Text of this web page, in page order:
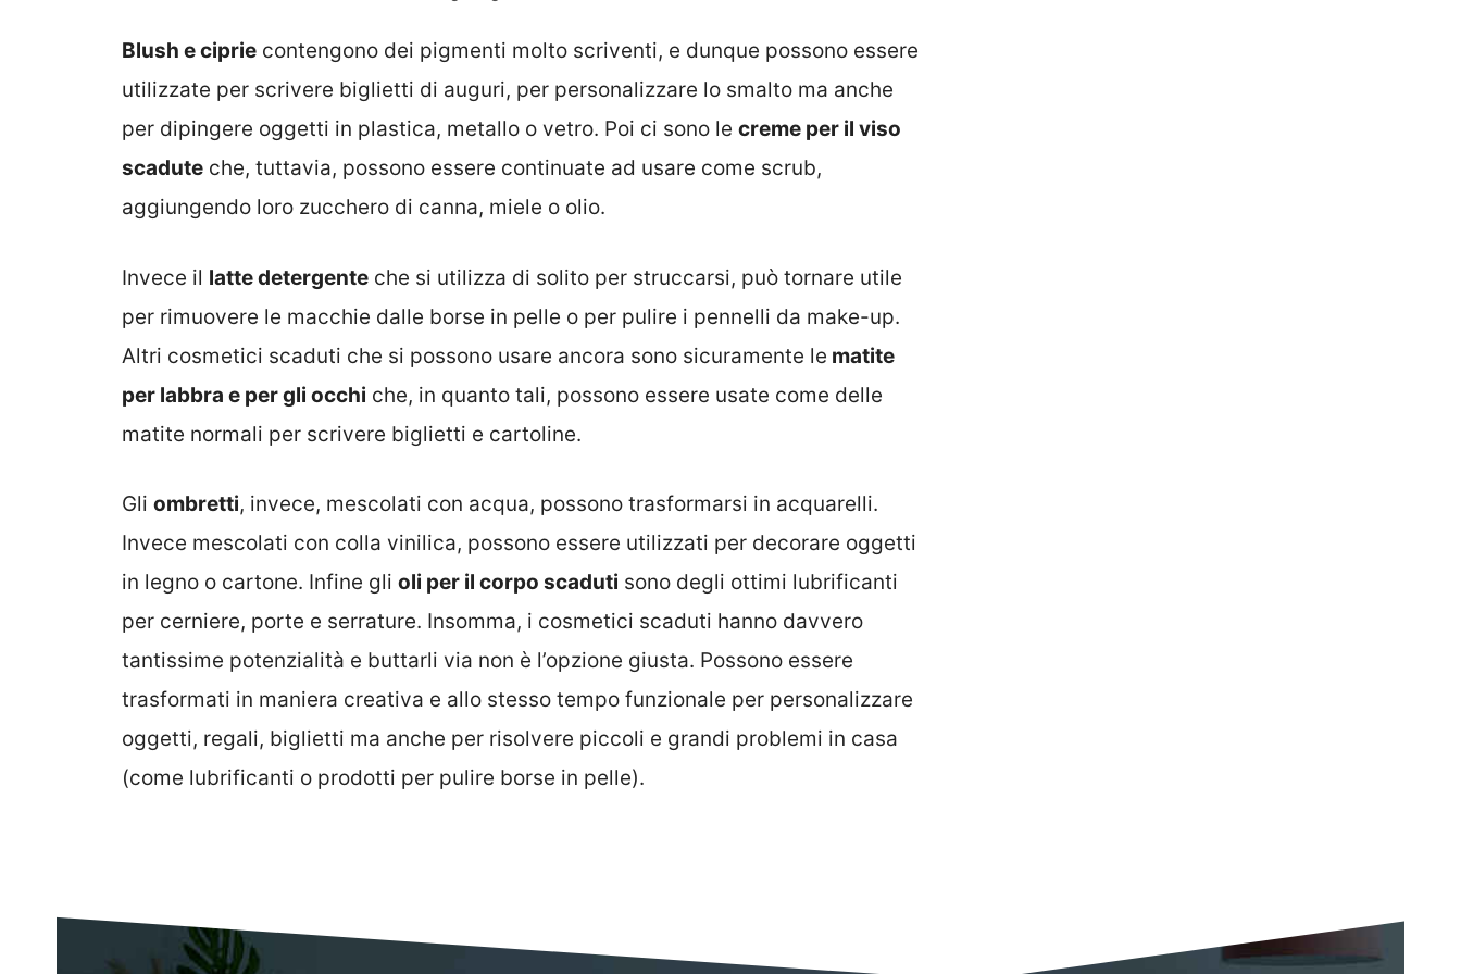
Blush e ciprie contengono dei pigmenti molto scriventi, e dunque possono essere
utilizzate per scrivere biglietti di auguri, per personalizzare lo smalto ma anche
per dipingere oggetti in plastica, metallo o vetro. Poi ci sono le creme per il viso
scadute che, tuttavia, possono essere continuate ad usare come scrub,
aggiungendo loro zucchero di canna, miele o olio.
Invece il latte detergente che si utilizza di solito per struccarsi, può tornare utile
per rimuovere le macchie dalle borse in pelle o per pulire i pennelli da make-up.
Altri cosmetici scaduti che si possono usare ancora sono sicuramente le matite
per labbra e per gli occhi che, in quanto tali, possono essere usate come delle
matite normali per scrivere biglietti e cartoline.
Gli ombretti, invece, mescolati con acqua, possono trasformarsi in acquarelli.
Invece mescolati con colla vinilica, possono essere utilizzati per decorare oggetti
in legno o cartone. Infine gli oli per il corpo scaduti sono degli ottimi lubrificanti
per cerniere, porte e serrature. Insomma, i cosmetici scaduti hanno davvero
tantissime potenzialità e buttarli via non è l’opzione giusta. Possono essere
trasformati in maniera creativa e allo stesso tempo funzionale per personalizzare
oggetti, regali, biglietti ma anche per risolvere piccoli e grandi problemi in casa
(come lubrificanti o prodotti per pulire borse in pelle).